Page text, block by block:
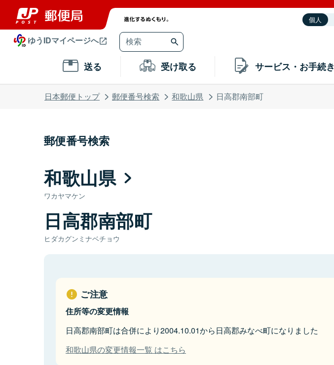
個人
ゆうIDマイページへ
送る 受け取る サービス・お手続き
日本郵便トップ 郵便番号検索 和歌山県 日高郡南部町
郵便番号検索
和歌山県
ワカヤマケン
日高郡南部町
ヒダカグンミナベチョウ
ご注意
住所等の変更情報
日高郡南部町は合併により2004.10.01から日高郡みなべ町になりました
和歌山県の変更情報一覧 はこちら